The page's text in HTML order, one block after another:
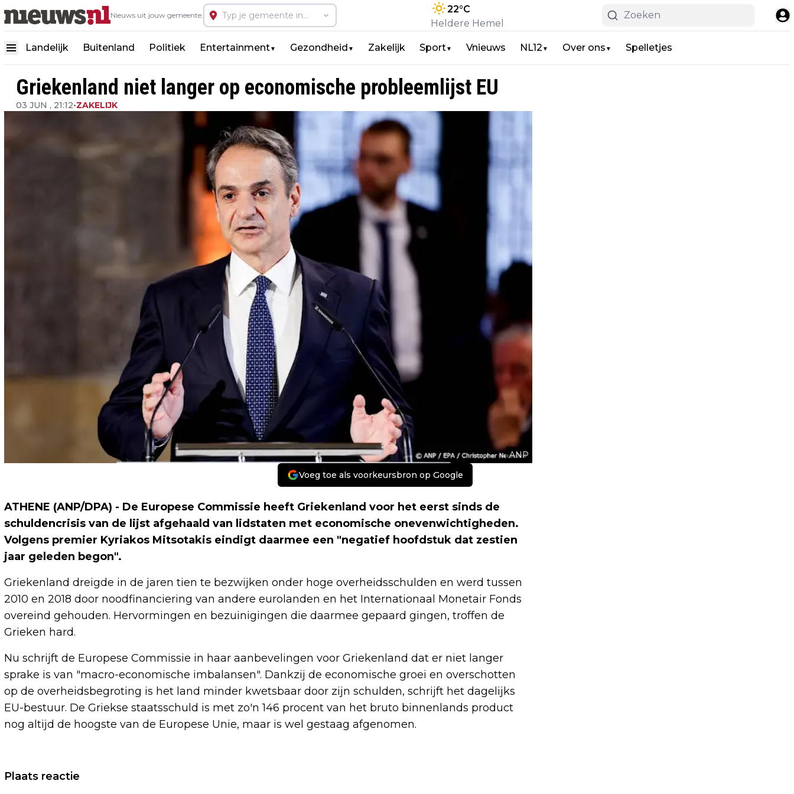
Nieuws uit jouw gemeente:
22°C
Heldere Hemel
Landelijk Buitenland Politiek Entertainment▼ Gezondheid ▼ Zakelijk Sport▼ Vnieuws NL12 ▼ Over ons ▼ Spelletjes
Griekenland niet langer op economische probleemlijst EU
03 JUN , 21:12•ZAKELIJK
ANP
Voeg toe als voorkeursbron op Google
ATHENE (ANP/DPA) - De Europese Commissie heeft Griekenland voor het eerst sinds de
schuldencrisis van de lijst afgehaald van lidstaten met economische onevenwichtigheden.
Volgens premier Kyriakos Mitsotakis eindigt daarmee een "negatief hoofdstuk dat zestien
jaar geleden begon".
Griekenland dreigde in de jaren tien te bezwijken onder hoge overheidsschulden en werd tussen
2010 en 2018 door noodfinanciering van andere eurolanden en het Internationaal Monetair Fonds
overeind gehouden. Hervormingen en bezuinigingen die daarmee gepaard gingen, troffen de
Grieken hard.
Nu schrijft de Europese Commissie in haar aanbevelingen voor Griekenland dat er niet langer
sprake is van "macro-economische imbalansen". Dankzij de economische groei en overschotten
op de overheidsbegroting is het land minder kwetsbaar door zijn schulden, schrijft het dagelijks
EU-bestuur. De Griekse staatsschuld is met zo'n 146 procent van het bruto binnenlands product
nog altijd de hoogste van de Europese Unie, maar is wel gestaag afgenomen.
Vorig artikel
Plaats reactie